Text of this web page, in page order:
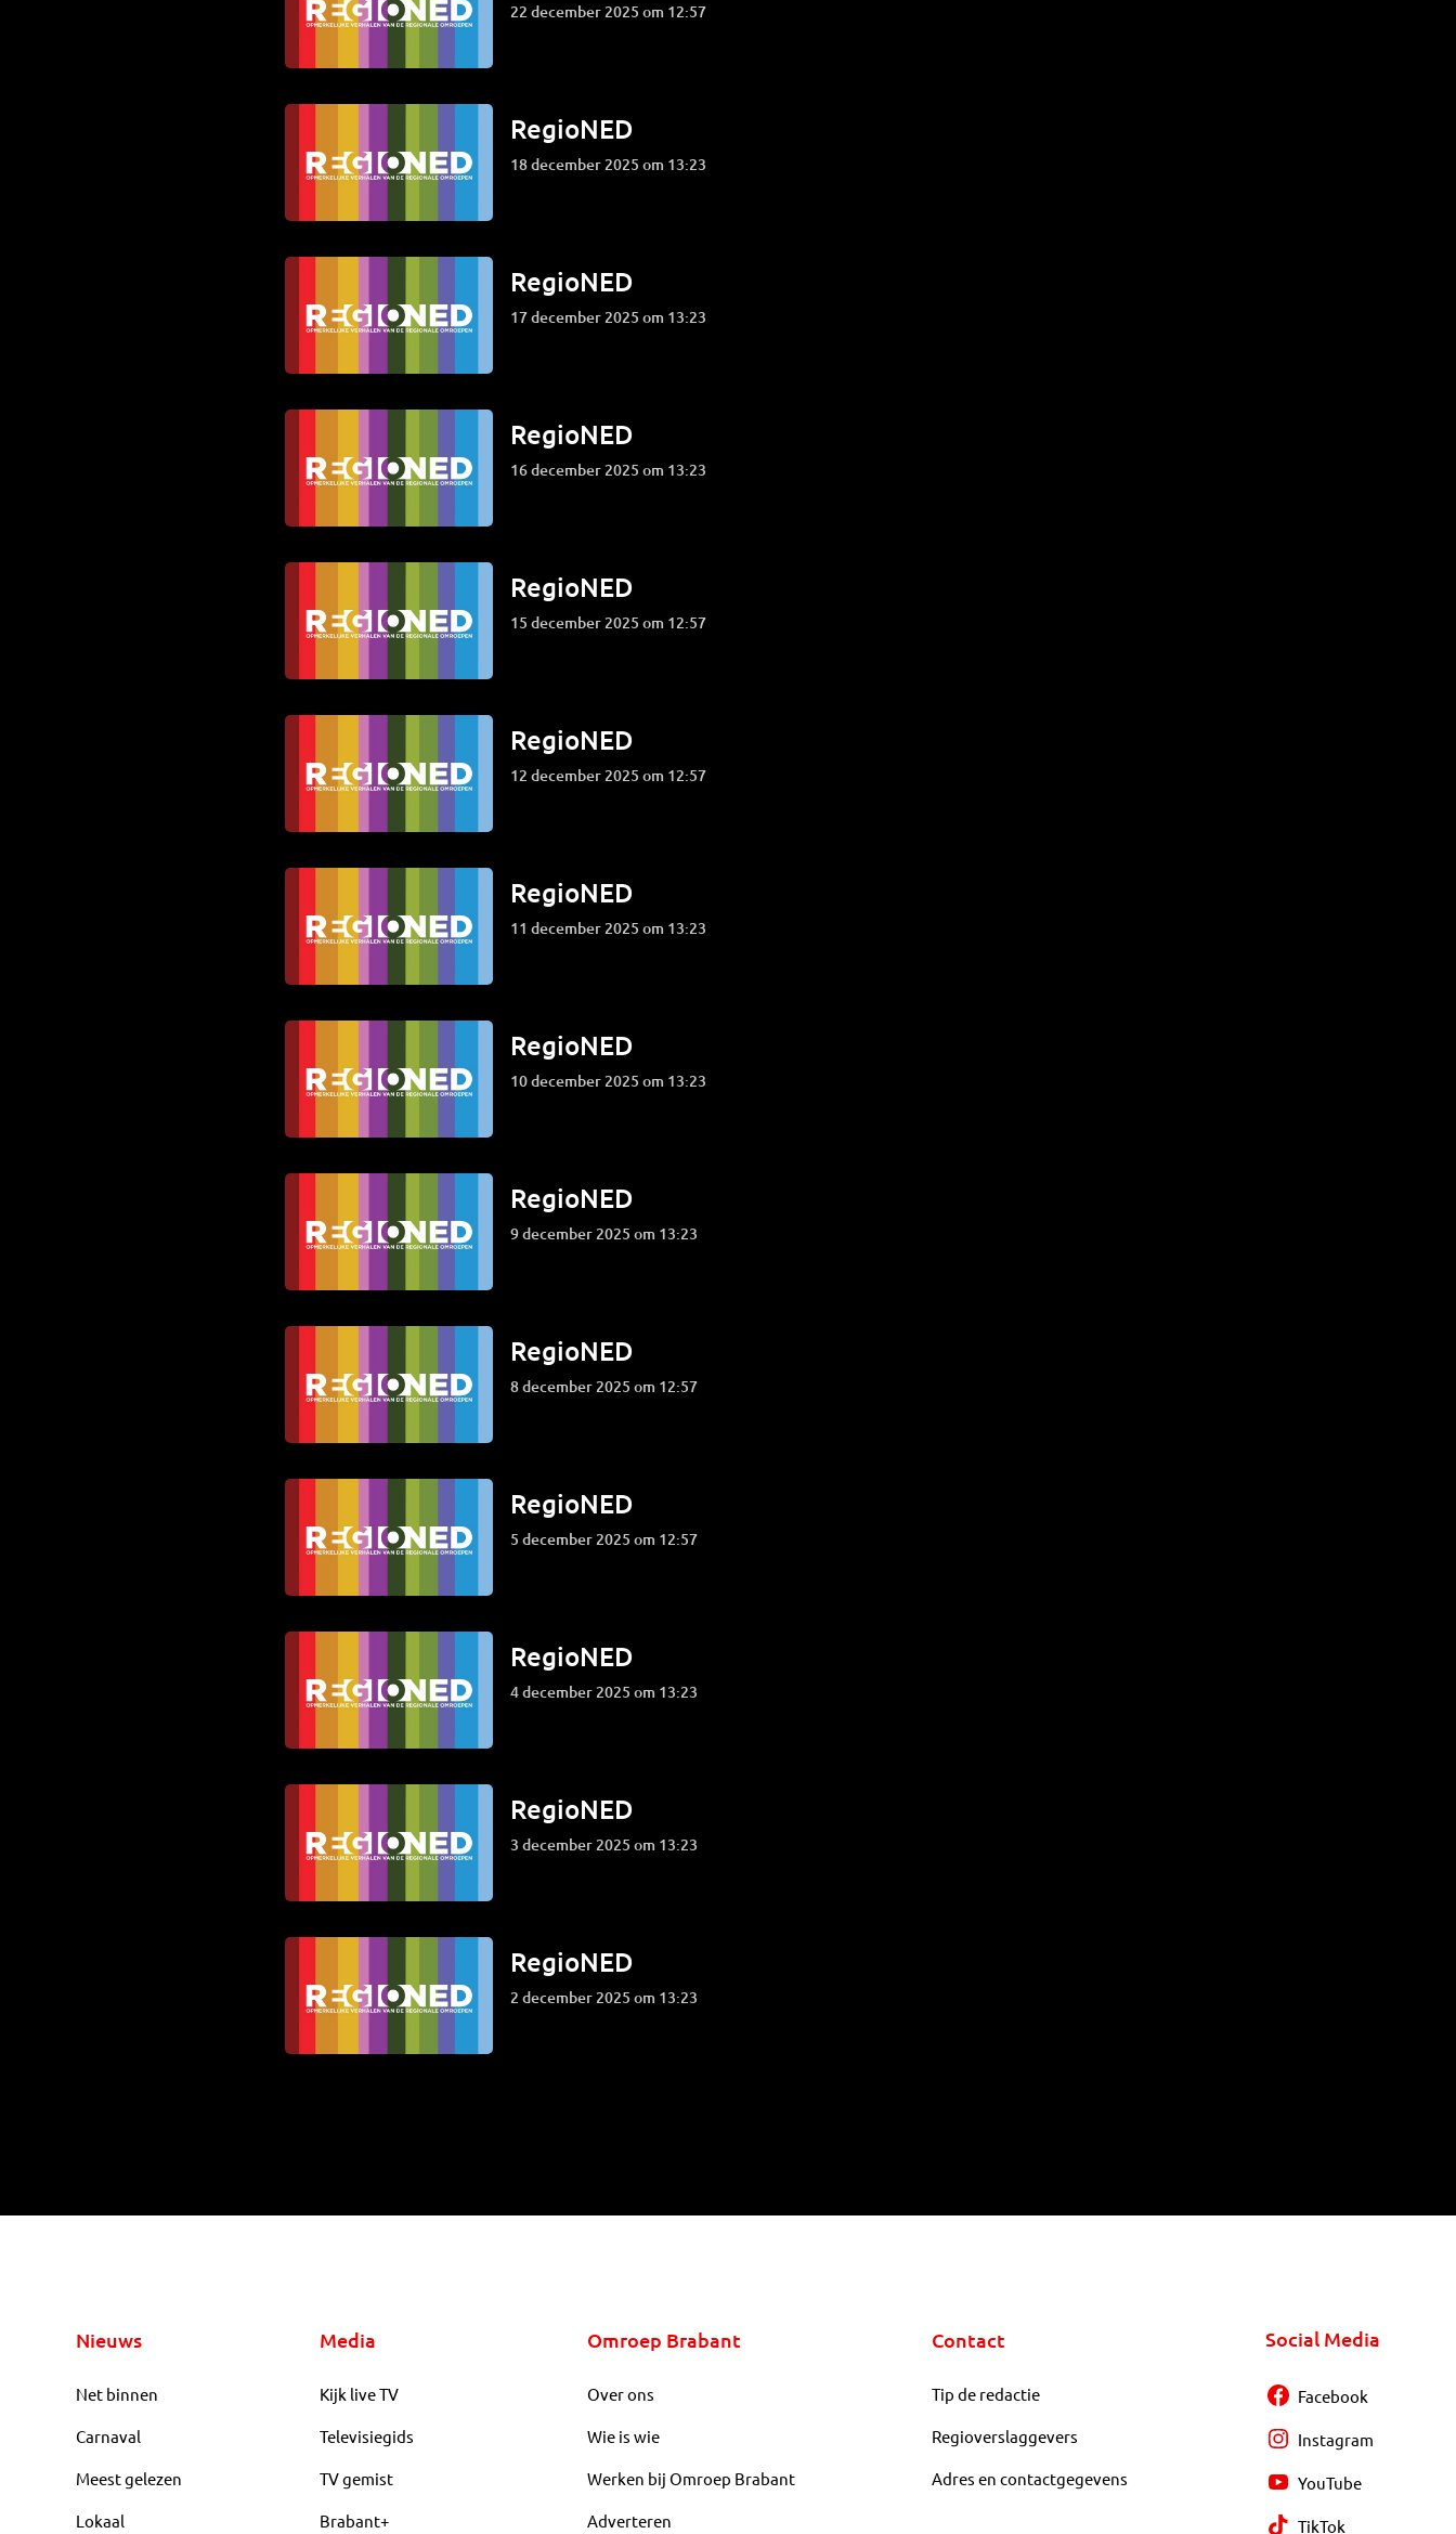
22 december 2025 om 12:57
RegioNED
18 december 2025 om 13:23
RegioNED
17 december 2025 om 13:23
RegioNED
16 december 2025 om 13:23
RegioNED
15 december 2025 om 12:57
RegioNED
12 december 2025 om 12:57
RegioNED
11 december 2025 om 13:23
RegioNED
10 december 2025 om 13:23
RegioNED
9 december 2025 om 13:23
RegioNED
8 december 2025 om 12:57
RegioNED
5 december 2025 om 12:57
RegioNED
4 december 2025 om 13:23
RegioNED
3 december 2025 om 13:23
RegioNED
2 december 2025 om 13:23
Nieuws
Net binnen
Carnaval
Meest gelezen
Lokaal
Media
Kijk live TV
Televisiegids
TV gemist
Brabant+
Omroep Brabant
Over ons
Wie is wie
Werken bij Omroep Brabant
Adverteren
Contact
Tip de redactie
Regioverslaggevers
Adres en contactgegevens
Social Media
Facebook
Instagram
YouTube
TikTok